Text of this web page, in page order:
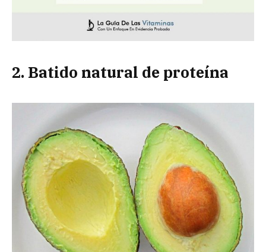
2. Batido natural de proteína